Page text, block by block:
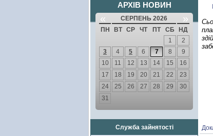
АРХІВ НОВИН
« СЕРПЕНЬ 2026 »
ПН ВТ СР ЧТ ПТ СБ
НД
1
2
3
4 5 6 7 8
9
10
11 12 13 14 15
16
17
18 19 20 21 22
23
24
25 26 27 28 29
30
31
Служба зайнятості